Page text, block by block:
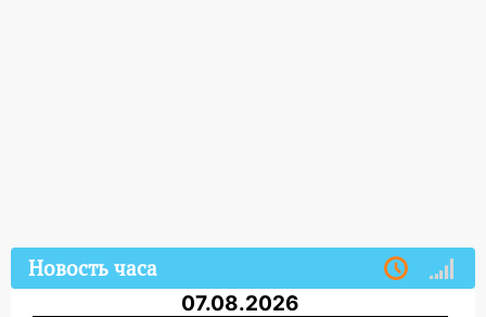
Новость часа
07.08.2026